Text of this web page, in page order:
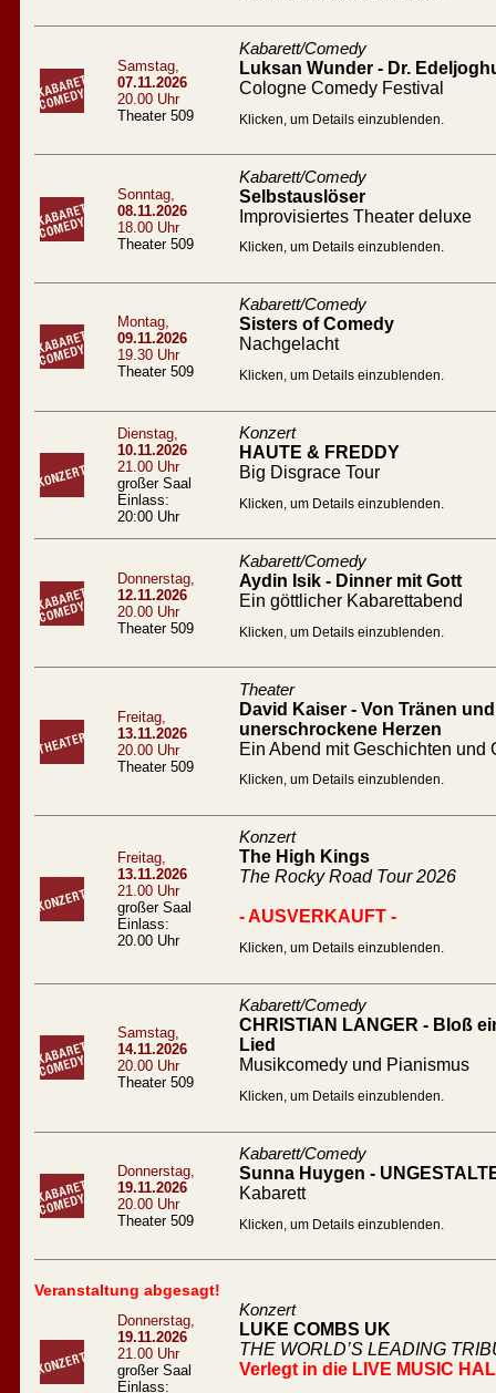
Samstag,
07.11.2026
20.00 Uhr
Theater 509
Kabarett/Comedy
Luksan Wunder - Dr.
Cologne Comedy Festival
Klicken, um Details einzublenden.
Sonntag,
08.11.2026
18.00 Uhr
Theater 509
Kabarett/Comedy
Selbstauslöser
Improvisiertes Theater deluxe
Klicken, um Details einzublenden.
Montag,
09.11.2026
19.30 Uhr
Theater 509
Kabarett/Comedy
Sisters of Comedy
Nachgelacht
Klicken, um Details einzublenden.
Dienstag,
10.11.2026
21.00 Uhr
großer Saal
Einlass:
20:00 Uhr
Konzert
HAUTE & FREDDY
Big Disgrace Tour
Klicken, um Details einzublenden.
Donnerstag,
12.11.2026
20.00 Uhr
Theater 509
Kabarett/Comedy
Aydin Isik - Dinner mit Gott
Ein göttlicher Kabarettabend
Klicken, um Details einzublenden.
Freitag,
13.11.2026
20.00 Uhr
Theater 509
Theater
David Kaiser - Von Tränen
unerschrockene Herzen
Ein Abend mit Geschichten und
Klicken, um Details einzublenden.
Freitag,
13.11.2026
21.00 Uhr
großer Saal
Einlass:
20.00 Uhr
Konzert
The High Kings
The Rocky Road Tour 2026
- AUSVERKAUFT -
Klicken, um Details einzublenden.
Samstag,
14.11.2026
20.00 Uhr
Theater 509
Kabarett/Comedy
CHRISTIAN LANGER - Bloß
Lied
Musikcomedy und Pianismus
Klicken, um Details einzublenden.
Donnerstag,
19.11.2026
20.00 Uhr
Theater 509
Kabarett/Comedy
Sunna Huygen -
Kabarett
Klicken, um Details einzublenden.
Veranstaltung abgesagt!
Donnerstag,
19.11.2026
21.00 Uhr
großer Saal
Einlass:
Konzert
LUKE COMBS UK
THE WORLD’S LEADING
Verlegt in die LIVE MUSIC